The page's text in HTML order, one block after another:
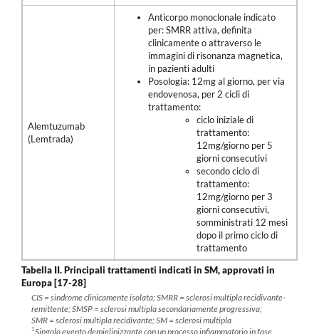
Alemtuzumab
(Lemtrada)
Anticorpo monoclonale indicato
per: SMRR attiva, definita
clinicamente o attraverso le
immagini di risonanza magnetica,
in pazienti adulti
Posologia: 12mg al giorno, per via
endovenosa, per 2 cicli di
trattamento:
ciclo iniziale di
trattamento:
12mg/giorno per 5
giorni consecutivi
secondo ciclo di
trattamento:
12mg/giorno per 3
giorni consecutivi,
somministrati 12 mesi
dopo il primo ciclo di
trattamento
Tabella II.Principali trattamenti indicati in SM, approvati in
Europa [17-28]
CIS = sindrome clinicamente isolata; SMRR = sclerosi multipla recidivante-
remittente; SMSP = sclerosi multipla secondariamente progressiva;
SMR = sclerosi multipla recidivante; SM = sclerosi multipla
1Singolo evento demielinizzante con un processo infiammatorio in fase